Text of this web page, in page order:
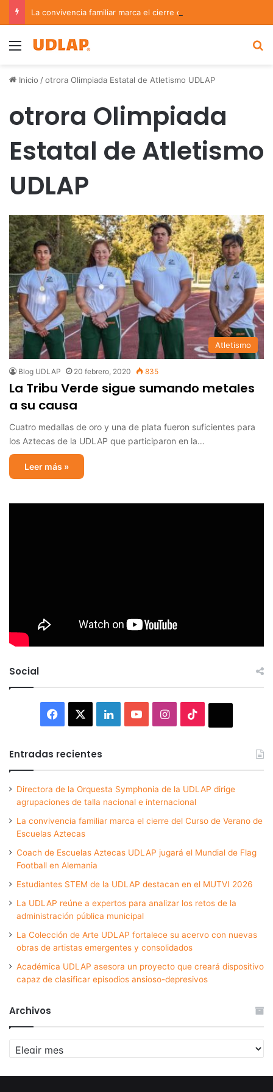
Menu
Inicio /otrora Olimpiada Estatal de Atletismo UDLAP
otrora Olimpiada
Estatal de Atletismo
UDLAP
Atletismo
Blog UDLAP 20 febrero, 2020 835
La Tribu Verde sigue sumando metales
a su causa
Cuatro medallas de oro y una de plata fueron suficientes para
los Aztecas de la UDLAP que participaron en la…
Leer más »
Social
Facebook LinkedInYouTubeInstagram
Entradas recientes
Directora de la Orquesta Symphonia de la UDLAP dirige
agrupaciones de talla nacional e internacional
La convivencia familiar marca el cierre del Curso de Verano de
Escuelas Aztecas
Coach de Escuelas Aztecas UDLAP jugará el Mundial de Flag
Football en Alemania
Estudiantes STEM de la UDLAP destacan en el MUTVI 2026
La UDLAP reúne a expertos para analizar los retos de la
administración pública municipal
La Colección de Arte UDLAP fortalece su acervo con nuevas
obras de artistas emergentes y consolidados
Académica UDLAP asesora un proyecto que creará dispositivo
capaz de clasificar episodios ansioso-depresivos
Archivos
Archivos